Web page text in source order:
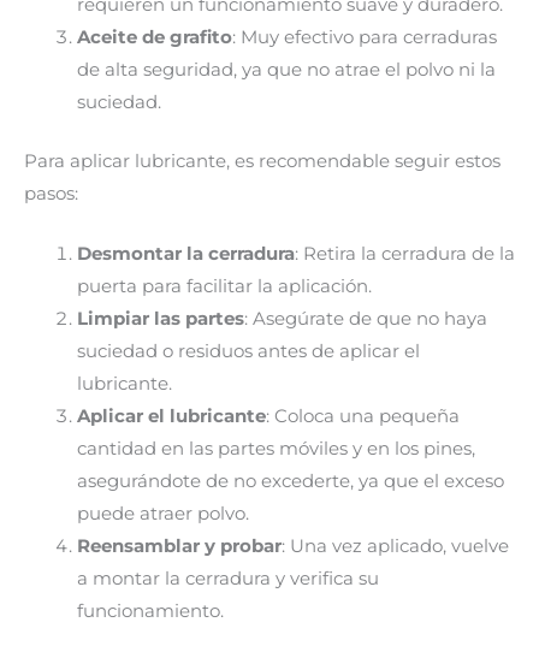
requieren un funcionamiento suave y duradero.
Aceite de grafito: Muy efectivo para cerraduras
de alta seguridad, ya que no atrae el polvo ni la
suciedad.
Para aplicar lubricante, es recomendable seguir estos
pasos:
Desmontar la cerradura: Retira la cerradura de la
puerta para facilitar la aplicación.
Limpiar las partes: Asegúrate de que no haya
suciedad o residuos antes de aplicar el
lubricante.
Aplicar el lubricante: Coloca una pequeña
cantidad en las partes móviles y en los pines,
asegurándote de no excederte, ya que el exceso
puede atraer polvo.
Reensamblar y probar: Una vez aplicado, vuelve
a montar la cerradura y verifica su
funcionamiento.